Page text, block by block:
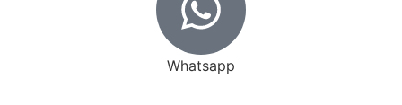
Maßgeschneiderte Umzugsplanung mit
Bei Umzug Mit Plan setzen wir auf Transparenz und
Whatsapp